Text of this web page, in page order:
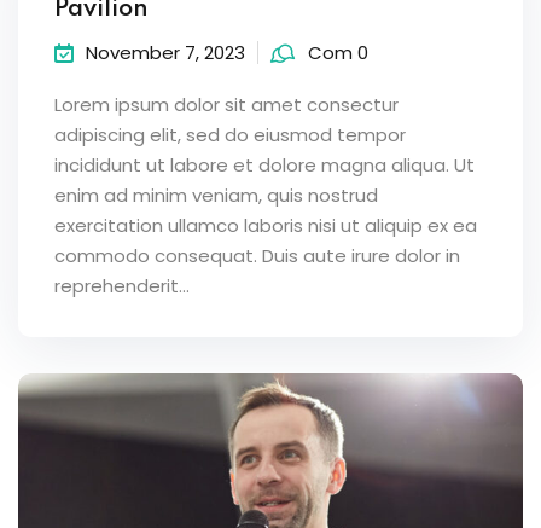
Pavilion
November 7, 2023 Com 0
Lorem ipsum dolor sit amet consectur
adipiscing elit, sed do eiusmod tempor
incididunt ut labore et dolore magna aliqua. Ut
enim ad minim veniam, quis nostrud
exercitation ullamco laboris nisi ut aliquip ex ea
commodo consequat. Duis aute irure dolor in
reprehenderit...